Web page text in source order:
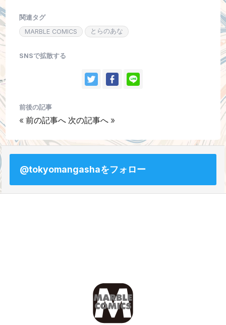
関連タグ
MARBLE COMICS
とらのあな
SNSで拡散する
前後の記事
«前の記事へ 次の記事へ »
@tokyomangashaをフォロー